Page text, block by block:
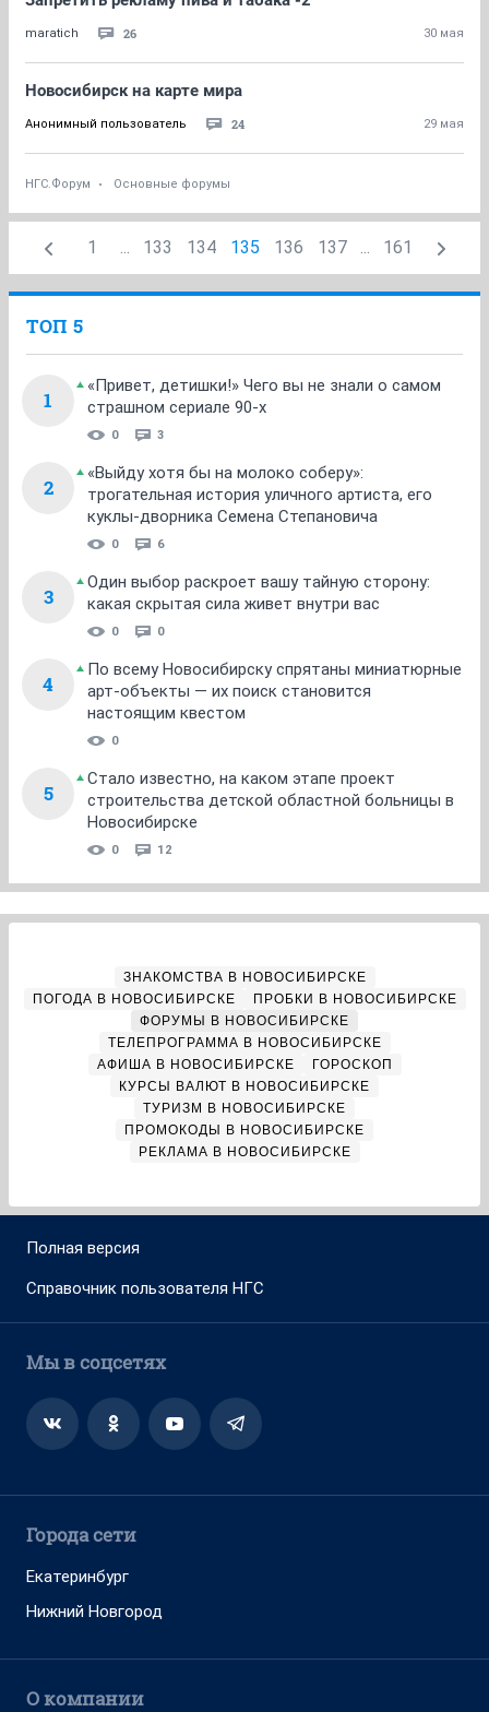
maratich 26 30 мая
Новосибирск на карте мира
Анонимный пользователь 24 29 мая
НГС.Форум Основные форумы
1 ... 133 134 135 136 137 ... 161
ТОП 5
1
«Привет, детишки!» Чего вы не знали о самом
страшном сериале 90-х
0 3
2
«Выйду хотя бы на молоко соберу»:
трогательная история уличного артиста, его
куклы-дворника Семена Степановича
0 6
3
Один выбор раскроет вашу тайную сторону:
какая скрытая сила живет внутри вас
0 0
4
По всему Новосибирску спрятаны миниатюрные
арт-объекты — их поиск становится
настоящим квестом
0
5
Стало известно, на каком этапе проект
строительства детской областной больницы в
Новосибирске
0 12
ЗНАКОМСТВА В НОВОСИБИРСКЕ
ПОГОДА В НОВОСИБИРСКЕ
ПРОБКИ В НОВОСИБИРСКЕ
ФОРУМЫ В НОВОСИБИРСКЕ
ТЕЛЕПРОГРАММА В НОВОСИБИРСКЕ
АФИША В НОВОСИБИРСКЕ
ГОРОСКОП
КУРСЫ ВАЛЮТ В НОВОСИБИРСКЕ
ТУРИЗМ В НОВОСИБИРСКЕ
ПРОМОКОДЫ В НОВОСИБИРСКЕ
РЕКЛАМА В НОВОСИБИРСКЕ
Полная версия
Справочник пользователя НГС
Мы в соцсетях
Города сети
Екатеринбург
Нижний Новгород
О компании